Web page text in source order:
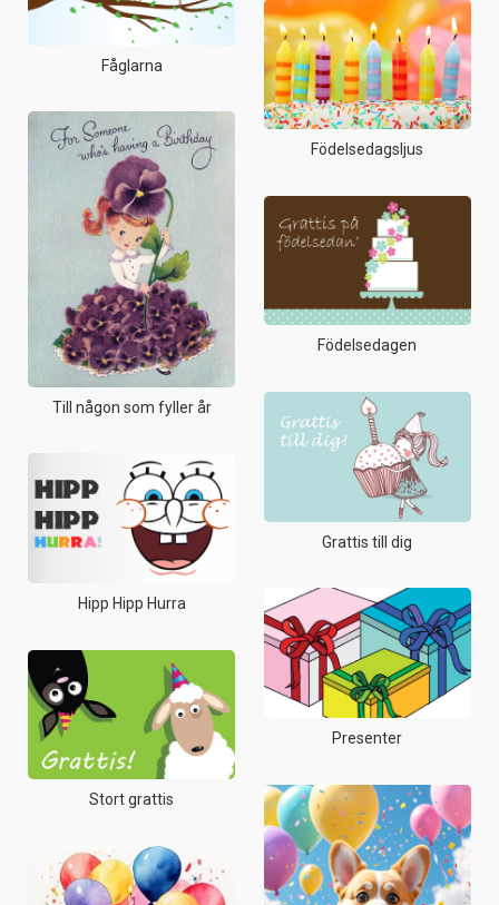
Fåglarna
Till någon som fyller år
Hipp Hipp Hurra
Stort grattis
Födelsedagsljus
Födelsedagen
Grattis till dig
Presenter